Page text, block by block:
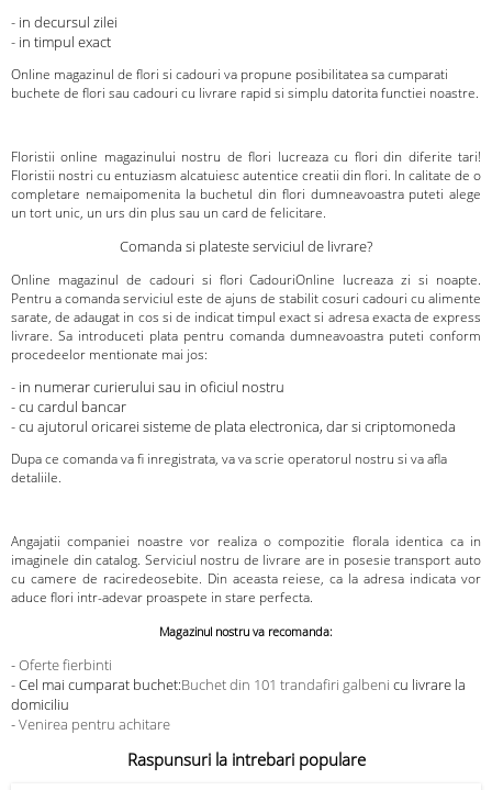
- in decursul zilei
- in timpul exact
Online magazinul de flori si cadouri va propune posibilitatea sa cumparati
buchete de flori sau cadouri cu livrare rapid si simplu datorita functiei noastre.
Floristii online magazinului nostru de flori lucreaza cu flori din diferite tari!
Floristii nostri cu entuziasm alcatuiesc autentice creatii din flori. In calitate de o
completare nemaipomenita la buchetul din flori dumneavoastra puteti alege
un tort unic, un urs din plus sau un card de felicitare.
Comanda si plateste serviciul de livrare?
Online magazinul de cadouri si flori CadouriOnline lucreaza zi si noapte.
Pentru a comanda serviciul este de ajuns de stabilit cosuri cadouri cu alimente
sarate, de adaugat in cos si de indicat timpul exact si adresa exacta de express
livrare. Sa introduceti plata pentru comanda dumneavoastra puteti conform
procedeelor mentionate mai jos:
- in numerar curierului sau in oficiul nostru
- cu cardul bancar
- cu ajutorul oricarei sisteme de plata electronica, dar si criptomoneda
Dupa ce comanda va fi inregistrata, va va scrie operatorul nostru si va afla
detaliile.
Angajatii companiei noastre vor realiza o compozitie florala identica ca in
imaginele din catalog. Serviciul nostru de livrare are in posesie transport auto
cu camere de raciredeosebite. Din aceasta reiese, ca la adresa indicata vor
aduce flori intr-adevar proaspete in stare perfecta.
Magazinul nostru va recomanda:
-Oferte fierbinti
- Cel mai cumparat buchet:Buchet din 101 trandafiri galbeni cu livrare la
domiciliu
-Venirea pentru achitare
Raspunsuri la intrebari populare